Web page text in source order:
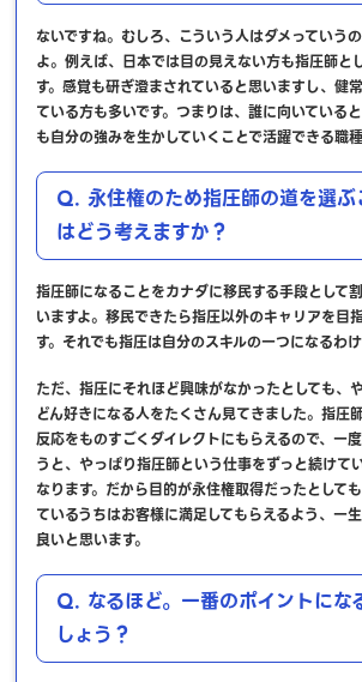
ないですね。むしろ、こういう人はダメっていう
よ。例えば、日本では目の見えない方も指圧師と
す。感覚も研ぎ澄まされていると思いますし、健
ている方も多いです。つまりは、誰に向いている
も自分の強みを生かしていくことで活躍できる職
Q. 永住権のため指圧師の道を選ぶ
はどう考えますか？
指圧師になることをカナダに移民する手段として
いますよ。移民できたら指圧以外のキャリアを目
す。それでも指圧は自分のスキルの一つになるわけ
ただ、指圧にそれほど興味がなかったとしても、
どん好きになる人をたくさん見てきました。指圧
反応をものすごくダイレクトにもらえるので、一
うと、やっぱり指圧師という仕事をずっと続けて
なります。だから目的が永住権取得だったとして
ているうちはお客様に満足してもらえるよう、一
良いと思います。
Q. なるほど。一番のポイントにな
しょう？